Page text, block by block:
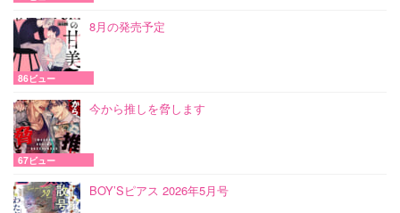
8月の発売予定
86ビュー
今から推しを脅します
67ビュー
BOY’Sピアス 2026年5月号